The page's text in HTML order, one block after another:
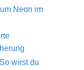
Neon im
wirst du